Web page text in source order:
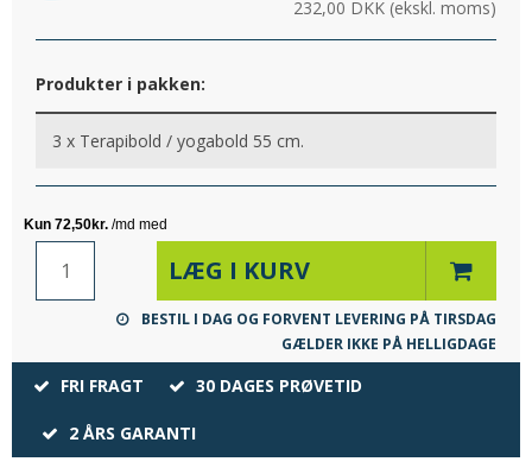
232,00 DKK (ekskl. moms)
Produkter i pakken:
3 x Terapibold / yogabold 55 cm.
LÆG I KURV
BESTIL I DAG OG FORVENT LEVERING PÅ TIRSDAG
GÆLDER IKKE PÅ HELLIGDAGE
FRI FRAGT 30 DAGES PRØVETID
2 ÅRS GARANTI